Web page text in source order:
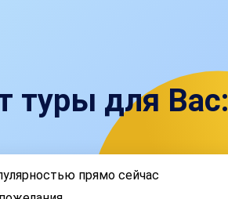
туры для Вас:
прямо сейчас